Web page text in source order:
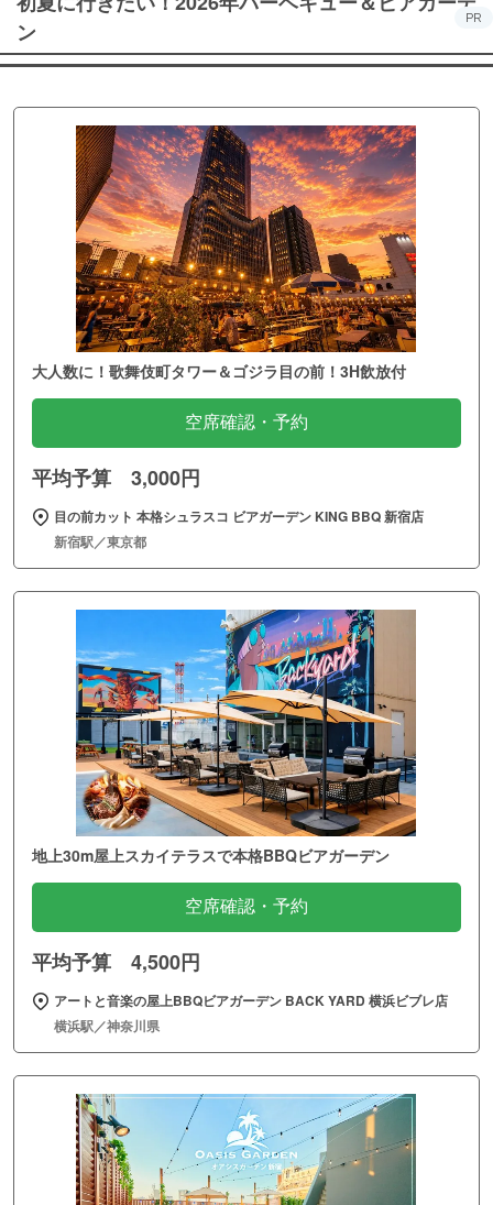
ン
PR
大人数に！歌舞伎町タワー＆ゴジラ目の前！3H飲放付
空席確認・予約
平均予算 3,000円
目の前カット 本格シュラスコ ビアガーデン KING BBQ 新宿店
新宿駅／東京都
地上30m屋上スカイテラスで本格BBQビアガーデン
空席確認・予約
平均予算 4,500円
アートと音楽の屋上BBQビアガーデン BACK YARD 横浜ビブレ店
横浜駅／神奈川県